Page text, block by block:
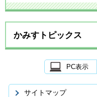
かみすトピックス
PC表示
サイトマップ